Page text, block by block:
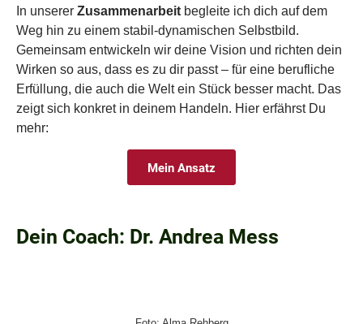
In unserer Zusammenarbeit begleite ich dich auf dem
Weg hin zu einem stabil-dynamischen Selbstbild.
Gemeinsam entwickeln wir deine Vision und richten dein
Wirken so aus, dass es zu dir passt – für eine berufliche
Erfüllung, die auch die Welt ein Stück besser macht. Das
zeigt sich konkret in deinem Handeln. Hier erfährst Du
mehr:
Mein Ansatz
Dein Coach: Dr. Andrea Mess